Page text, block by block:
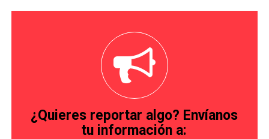
¿Quieres reportar algo? Envíanos
tu información a: